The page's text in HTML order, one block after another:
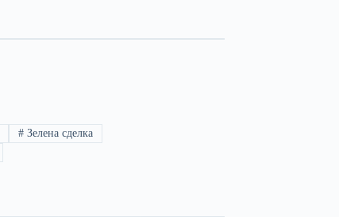
#Зелена сделка